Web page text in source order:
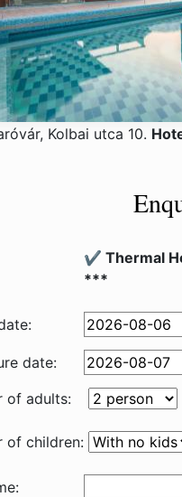
Kolbai utca 10.
✔️ Thermal
***
date:
of adults:
of children: